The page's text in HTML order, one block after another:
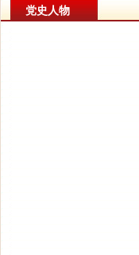
党史人物